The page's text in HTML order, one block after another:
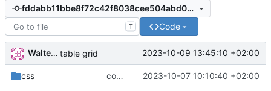
fddabb11bbe8f72c42f8038cee504abd049b58df
T Code
Walter Hupfeld table grid 2023-10-09 13:45:10 +02:00
css composer 2023-10-07 10:10:40 +02:00